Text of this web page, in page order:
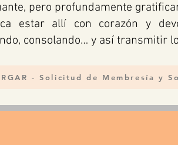
pero profundamente
estar allí con corazón y
consolando… y así transmitir